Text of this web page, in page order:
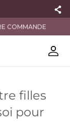
COMMANDE
filles
pour